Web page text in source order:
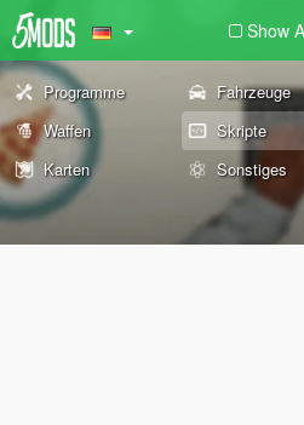
Show
Programme Fahrzeuge
Waffen
Skripte
Karten
Sonstiges